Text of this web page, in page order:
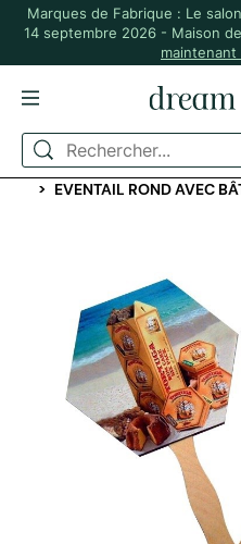
Marques de Fabrique : Le
14 septembre 2026 - Maison de
ACCUEIL
IDÉES CADEAUX
CADEAUX "GOODIES"
EVENTAIL ROND AVEC